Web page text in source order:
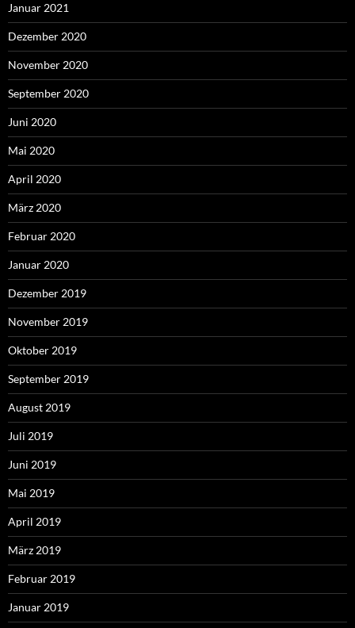
Januar 2021
Dezember 2020
November 2020
September 2020
Juni 2020
Mai 2020
April 2020
März 2020
Februar 2020
Januar 2020
Dezember 2019
November 2019
Oktober 2019
September 2019
August 2019
Juli 2019
Juni 2019
Mai 2019
April 2019
März 2019
Februar 2019
Januar 2019